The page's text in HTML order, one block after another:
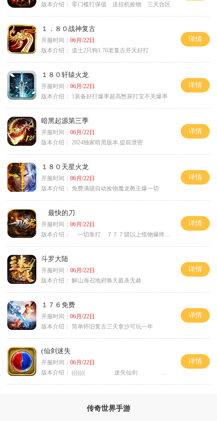
版本介绍： 零门槛打保值 送挂机捡物 三天合区
１．８０战神复古
开服时间： 06月/22日
版本介绍： 道士2只狗1.76老复古开天好打
详情
１８０轩辕火龙
开服时间： 06月/22日
版本介绍：
1装备好打爆率超高憋尿打宝不关爆率
详情
暗黑起源第三季
开服时间： 06月/22日
版本介绍： 2024独家暗黑版本.提前泄密
详情
１８０天星火龙
开服时间： 06月/22日
版本介绍： 免费满级自动捡物魔龙教主爆一切
详情
最快的刀
开服时间： 06月/22日
版本介绍：
一切靠打 ７７７级以上怪物爆终极
详情
斗罗大陆
开服时间： 06月/22日
版本介绍： 解山海召地府唤天庭杀无赦
详情
１７６免费
开服时间： 06月/22日
版本介绍： 简单怀旧复古三天拿沙可玩一年
详情
(仙剑迷失
开服时间： 06月/22日
版本介绍： ((((((( 迷失仙剑 )))))
详情
传奇世界手游